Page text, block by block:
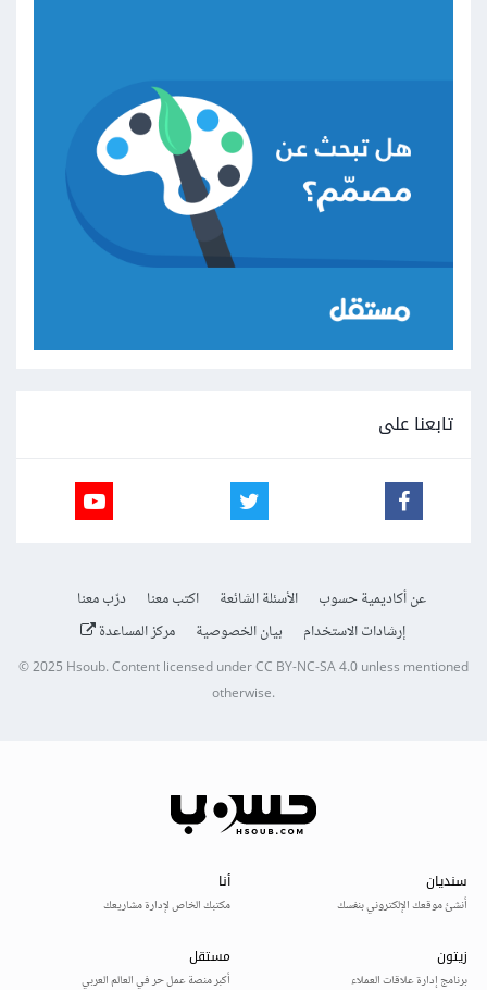
تابعنا على
عن أكاديمية حسوب الأسئلة الشائعة اكتب معنا
درّب معنا
إرشادات الاستخدام
بيان الخصوصية مركز المساعدة
© 2025Hsoub.Content licensed underCC BY-NC-SA 4.0unless mentioned
otherwise.